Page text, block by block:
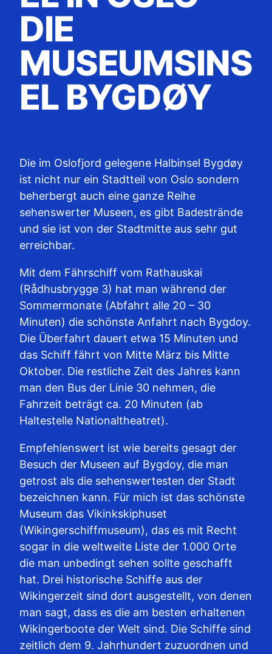
DIE
MUSEUMSINS
EL BYGDØY
Die im Oslofjord gelegene Halbinsel Bygdøy
ist nicht nur ein Stadtteil von Oslo sondern
beherbergt auch eine ganze Reihe
sehenswerter Museen, es gibt Badestrände
und sie ist von der Stadtmitte aus sehr gut
erreichbar.
Mit dem Fährschiff vom Rathauskai
(Rådhusbrygge 3) hat man während der
Sommermonate (Abfahrt alle 20 – 30
Minuten) die schönste Anfahrt nach Bygdoy.
Die Überfahrt dauert etwa 15 Minuten und
das Schiff fährt von Mitte März bis Mitte
Oktober. Die restliche Zeit des Jahres kann
man den Bus der Linie 30 nehmen, die
Fahrzeit beträgt ca. 20 Minuten (ab
Haltestelle Nationaltheatret).
Empfehlenswert ist wie bereits gesagt der
Besuch der Museen auf Bygdoy, die man
getrost als die sehenswertesten der Stadt
bezeichnen kann. Für mich ist das schönste
Museum das Vikinkskiphuset
(Wikingerschiffmuseum), das es mit Recht
sogar in die weltweite Liste der 1.000 Orte
die man unbedingt sehen sollte geschafft
hat. Drei historische Schiffe aus der
Wikingerzeit sind dort ausgestellt, von denen
man sagt, dass es die am besten erhaltenen
Wikingerboote der Welt sind. Die Schiffe sind
zeitlich dem 9. Jahrhundert zuzuordnen und